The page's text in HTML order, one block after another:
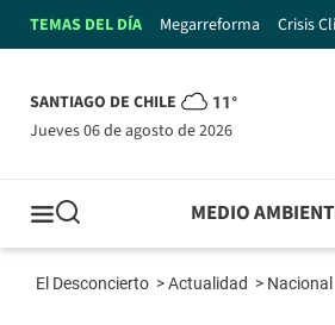
TEMAS DEL DÍA Megarreforma Crisis
SANTIAGO DE CHILE 11°
jueves 06 de agosto de 2026
MEDIO
El Desconcierto >Actualidad > Nacional